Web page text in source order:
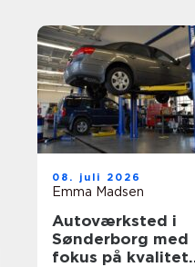
08. juli 2026
Emma Madsen
Autoværksted i
Sønderborg med
fokus på kvalitet